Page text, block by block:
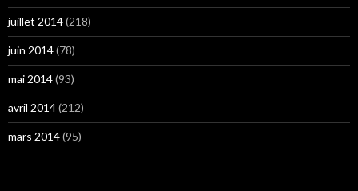
juillet 2014(218)
juin 2014(78)
mai 2014(93)
avril 2014(212)
mars 2014(95)